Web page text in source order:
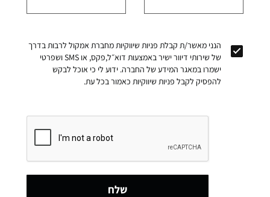
הנני מאשר/ת קבלת פניות שיווקיות מחברת אמקול לרבות בדרך
של שירותי דיוור ישיר באמצעות דוא״ל,פקס, או SMS ושפרטי
ישמרו במאגר המידע של החברה. ידוע לי כי אוכל לבקש
להפסיק לקבל פניות שיווקיות כאמור בכל עת.
שלח